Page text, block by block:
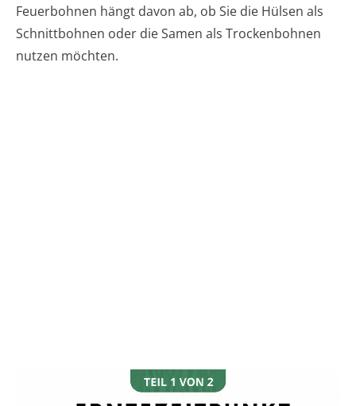
Feuerbohnen hängt davon ab, ob Sie die Hülsen als
Schnittbohnen oder die Samen als Trockenbohnen
nutzen möchten.